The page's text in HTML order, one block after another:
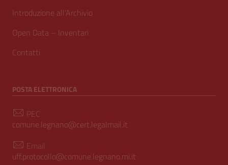
Introduzione all’Archivio
Open Data – Inventari
Contatti
POSTA ELETTRONICA
PEC
comune.legnano@cert.legalmail.it
Email
uff.protocollo@comune.legnano.mi.it